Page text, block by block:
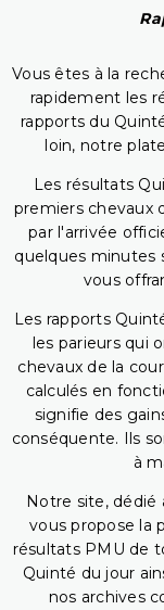
Vous êtes à la
rapidement les
rapports du
loin, notre
Les résultats
premiers chevaux
par l'arrivée
quelques minutes
vous
Les rapports
les parieurs qui
chevaux de la
calculés en
signifie des
conséquente. Ils
à
Notre site, dédié
vous propose la
résultats PMU de
Quinté du jour
nos archives